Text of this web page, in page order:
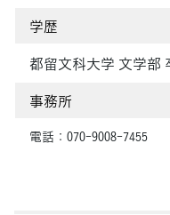
学歴
都留文科大学 文学部
事務所
電話：070-9008-7455